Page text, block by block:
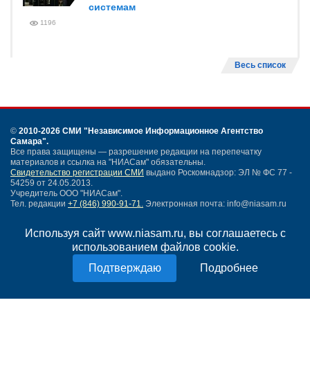
Используя сайт www.niasam.ru, вы соглашаетесь с
использованием файлов cookie.
Подробнее
системам
1196
Весь список
© 2010-2026 СМИ "Независимое Информационное Агентство
Самара".
Все права защищены — разрешение редакции на перепечатку
материалов и ссылка на "НИАСам" обязательны.
Свидетельство регистрации СМИ выдано Роскомнадзор: ЭЛ № ФС 77 -
54259 от 24.05.2013.
Учредитель ООО "НИАСам".
Тел. редакции +7 (846) 990-91-71. Электронная почта: info@niasam.ru
Карта сайта
Нашли ошибку?
Политика конфиденциальности
Согласие на обработку персональных данных